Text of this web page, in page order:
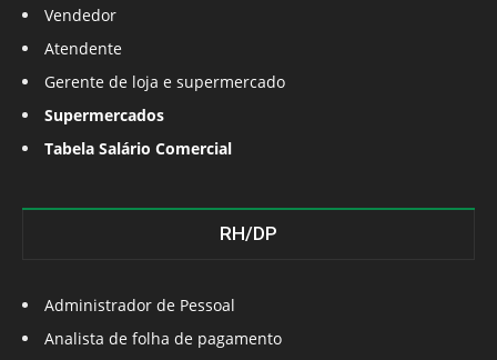
Vendedor
Atendente
Gerente de loja e supermercado
Supermercados
Tabela Salário Comercial
RH/DP
Administrador de Pessoal
Analista de folha de pagamento